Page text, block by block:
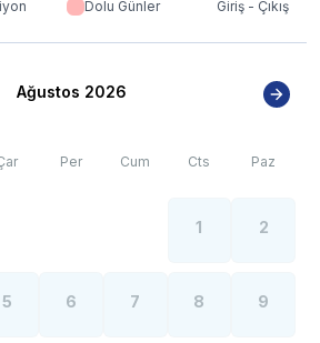
bulunan tüm villalarımızda düzenli
Dolu Günler Giriş - Çıkış
Ağustos 2026
Per Cum Cts Paz
1 2
5 6 7 8 9